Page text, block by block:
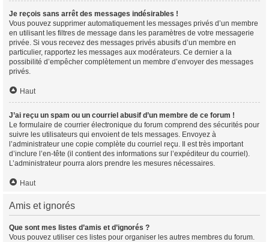
Je reçois sans arrêt des messages indésirables !
Vous pouvez supprimer automatiquement les messages privés d’un membre
en utilisant les filtres de message dans les paramètres de votre messagerie
privée. Si vous recevez des messages privés abusifs d’un membre en
particulier, rapportez les messages aux modérateurs. Ce dernier a la
possibilité d’empêcher complètement un membre d’envoyer des messages
privés.
Haut
J’ai reçu un spam ou un courriel abusif d’un membre de ce forum !
Le formulaire de courrier électronique du forum comprend des sécurités pour
suivre les utilisateurs qui envoient de tels messages. Envoyez à
l’administrateur une copie complète du courriel reçu. Il est très important
d’inclure l’en-tête (il contient des informations sur l’expéditeur du courriel).
L’administrateur pourra alors prendre les mesures nécessaires.
Haut
Amis et ignorés
Que sont mes listes d’amis et d’ignorés ?
Vous pouvez utiliser ces listes pour organiser les autres membres du forum.